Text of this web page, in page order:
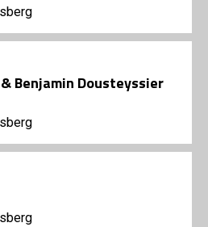
Benjamin Dousteyssier